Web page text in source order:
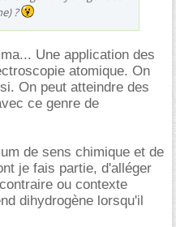
?
Une application des
atomique. On
On peut atteindre des
ce genre de
de sens chimique et de
je fais partie, d'alléger
ou contexte
dihydrogène lorsqu'il